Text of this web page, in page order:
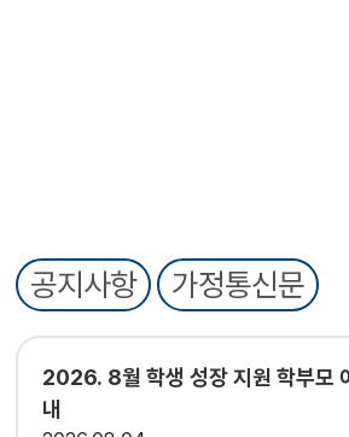
공지사항 가정통신문
2026. 8월 학생 성장 지원 학부모
내